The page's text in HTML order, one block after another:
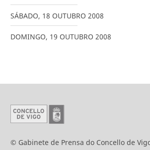
SÁBADO, 18 OUTUBRO 2008
DOMINGO, 19 OUTUBRO 2008
© Gabinete de Prensa do Concello de